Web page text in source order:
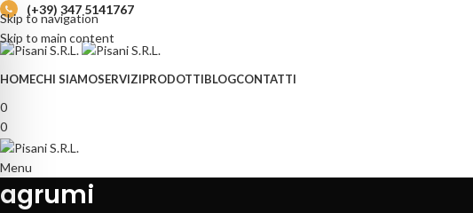
Skip to navigation
Skip to main content
(+39) 347 5141767
HOMECHI SIAMOSERVIZIPRODOTTIBLOGCONTATTI
0
0
Menu
agrumi